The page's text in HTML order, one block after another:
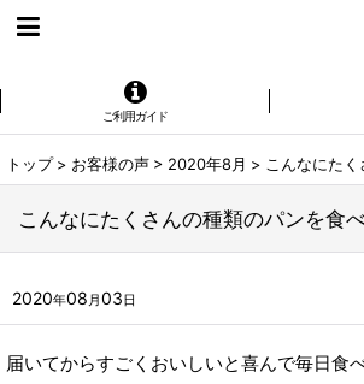
ご利用ガイド
トップ > お客様の声 > 2020年8月 > こんなにたく
こんなにたくさんの種類のパンを食
2020年08 月 03 日
届いてからすごくおいしいと喜んで毎日食